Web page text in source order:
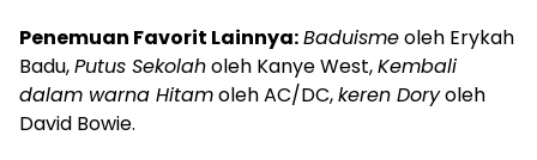
Penemuan Favorit Lainnya:Baduismeoleh Erykah
Badu,Putus Sekolaholeh Kanye West,Kembali
dalam warna Hitamoleh AC/DC,keren Doryoleh
David Bowie.